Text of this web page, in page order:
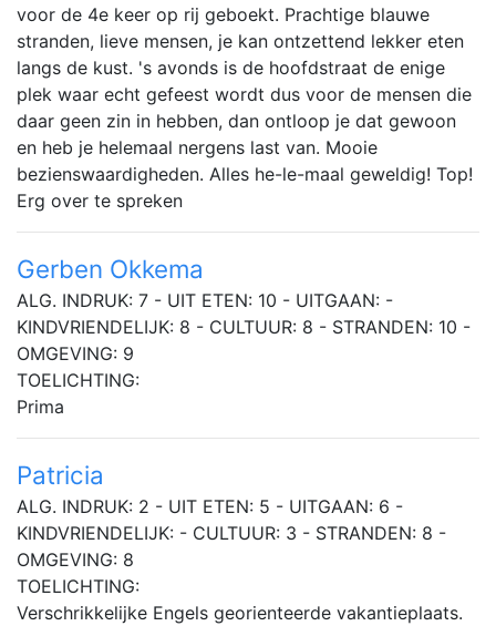
voor de 4e keer op rij geboekt. Prachtige blauwe
stranden, lieve mensen, je kan ontzettend lekker eten
langs de kust. 's avonds is de hoofdstraat de enige
plek waar echt gefeest wordt dus voor de mensen die
daar geen zin in hebben, dan ontloop je dat gewoon
en heb je helemaal nergens last van. Mooie
bezienswaardigheden. Alles he-le-maal geweldig! Top!
Erg over te spreken
Gerben Okkema
ALG. INDRUK: 7 - UIT ETEN: 10 - UITGAAN: -
KINDVRIENDELIJK: 8 - CULTUUR: 8 - STRANDEN: 10 -
OMGEVING: 9
TOELICHTING:
Prima
Patricia
ALG. INDRUK: 2 - UIT ETEN: 5 - UITGAAN: 6 -
KINDVRIENDELIJK: - CULTUUR: 3 - STRANDEN: 8 -
OMGEVING: 8
TOELICHTING:
Verschrikkelijke Engels georienteerde vakantieplaats.